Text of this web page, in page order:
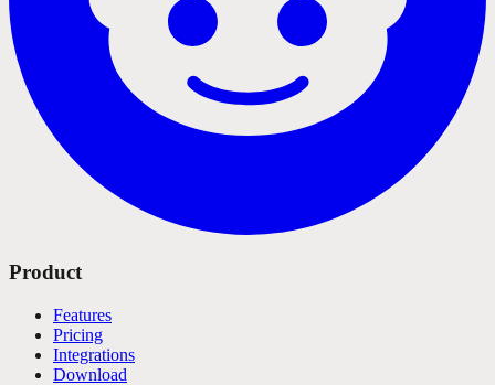
Product
Features
Pricing
Integrations
Download